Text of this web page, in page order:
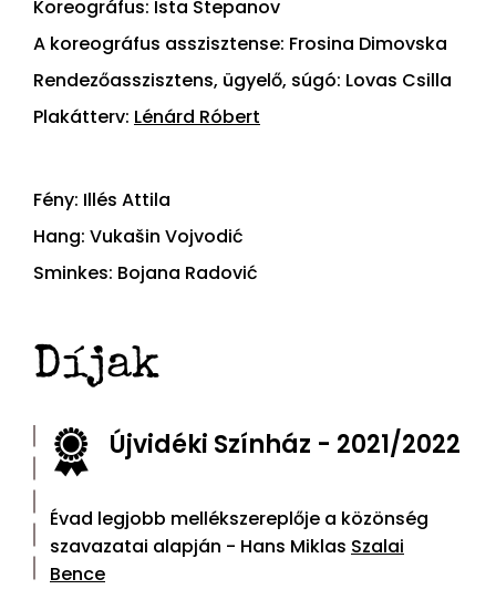
Koreográfus: Ista Stepanov
A koreográfus asszisztense: Frosina Dimovska
Rendezőasszisztens, ügyelő, súgó: Lovas Csilla
Plakátterv: Lénárd Róbert
Fény: Illés Attila
Hang: Vukašin Vojvodić
Sminkes: Bojana Radović
Díjak
Újvidéki Színház - 2021/2022
Évad legjobb mellékszereplője a közönség
szavazatai alapján - Hans Miklas Szalai
Bence